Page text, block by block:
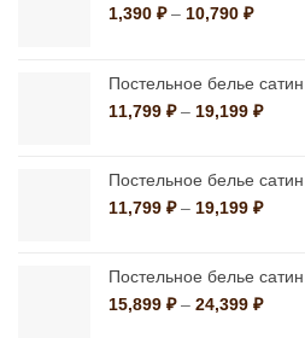
1,390 ₽ – 10,790 ₽
–
10,790
Постельное белье
11,799 ₽ – 19,199 ₽
–
Постельное белье
11,799 ₽ – 19,199 ₽
–
Постельное белье
15,899 ₽ – 24,399 ₽